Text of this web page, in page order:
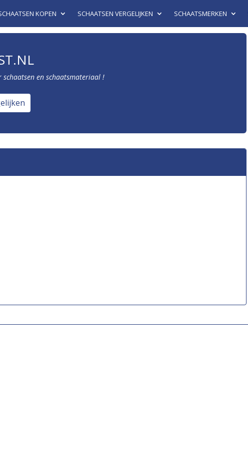
KOPEN SCHAATSEN VERGELIJKEN SCHAATSMERKEN
schaatsen en schaatsmateriaal !